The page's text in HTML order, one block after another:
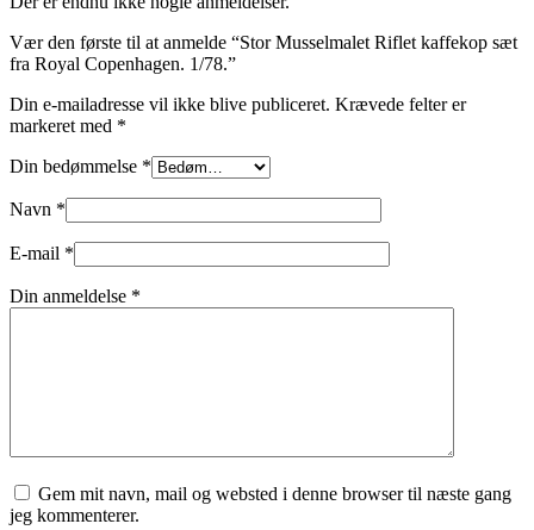
Vær den første til at anmelde “Stor Musselmalet Riflet kaffekop sæt
fra Royal Copenhagen. 1/78.”
Din e-mailadresse vil ikke blive publiceret. Krævede felter er
markeret med *
Din bedømmelse *
Navn *
E-mail *
Din anmeldelse *
Gem mit navn, mail og websted i denne browser til næste gang
jeg kommenterer.